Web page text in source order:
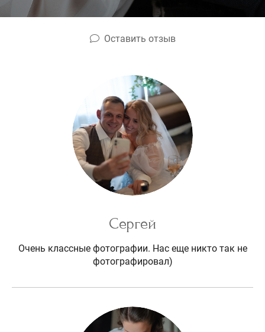
Оставить отзыв
Сергей
Очень классные фотографии. Нас еще никто так не
фотографировал)